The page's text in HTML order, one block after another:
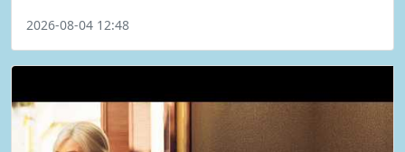
2026-08-04 12:48